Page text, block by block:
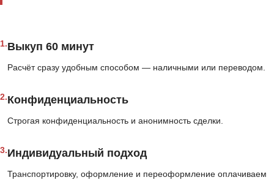
1.Выкуп 60 минут
Расчёт сразу удобным способом — наличными или переводом.
2.Конфиденциальность
Строгая конфиденциальность и анонимность сделки.
3.Индивидуальный подход
Транспортировку, оформление и переоформление оплачиваем